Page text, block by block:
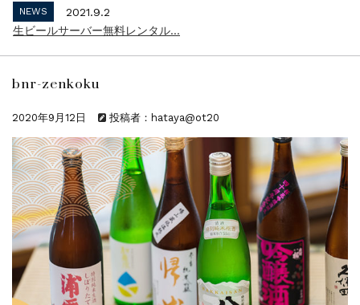
NEWS
2021.9.2
生ビールサーバー無料レンタル...
NEWS
2021.9.2
bnr-zenkoku
2020年9月12日 投稿者：hataya@ot20